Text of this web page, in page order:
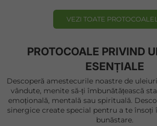
VEZI TOATE
PROTOCOALE PRIVIND
ESENȚIALE
Descoperă amestecurile noastre de
vândute, menite să-ți îmbunătățească
emoțională, mentală sau spirituală.
sinergice create special pentru a te însoți
bunăstare.